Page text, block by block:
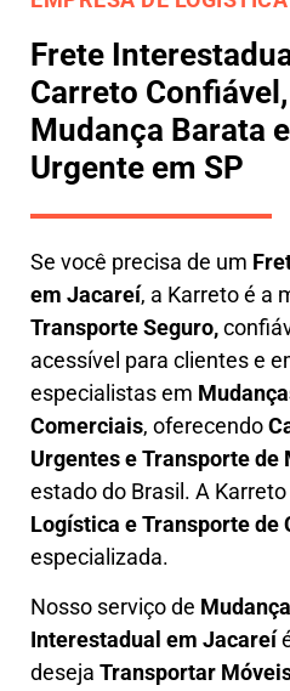
Frete
Carreto
Mudança Barata
Urgente em SP
Se você precisa de um
em Jacareí, a Karreto é a
Transporte Seguro,
acessível para clientes e
especialistas em
Comerciais, oferecendo
Urgentes e Transporte de
estado do Brasil. A Karreto
Logística e Transporte de
especializada.
Nosso serviço de Mudança
Interestadual em Jacareí
deseja Transportar